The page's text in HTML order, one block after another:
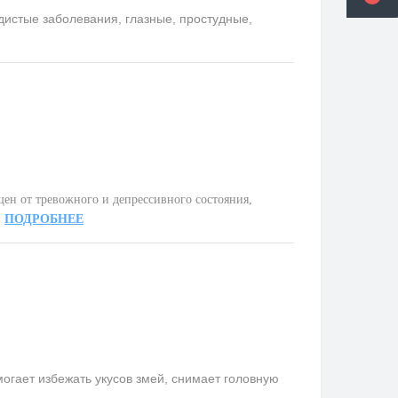
заболевания, глазные, простудные,
от тревожного и депрессивного состояния,
ПОДРОБНЕЕ
избежать укусов змей, снимает головную